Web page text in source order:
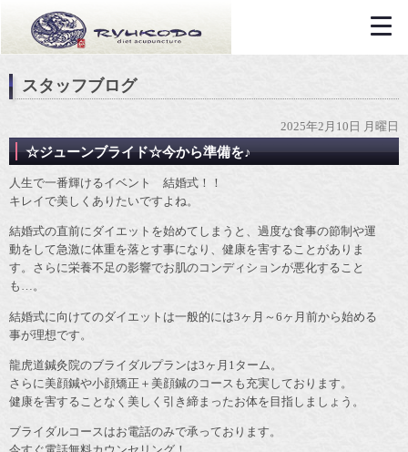
スタッフブログ
2025年2月10日 月曜日
☆ジューンブライド☆今から準備を♪
人生で一番輝けるイベント 結婚式！！
キレイで美しくありたいですよね。
結婚式の直前にダイエットを始めてしまうと、過度な食事の節制や運
動をして急激に体重を落とす事になり、健康を害することがありま
す。さらに栄養不足の影響でお肌のコンディションが悪化すること
も…。
結婚式に向けてのダイエットは一般的には3ヶ月～6ヶ月前から始める
事が理想です。
龍虎道鍼灸院のブライダルプランは3ヶ月1ターム。
さらに美顔鍼や小顔矯正＋美顔鍼のコースも充実しております。
健康を害することなく美しく引き締まったお体を目指しましょう。
ブライダルコースはお電話のみで承っております。